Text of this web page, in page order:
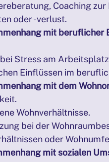
Coaching zur
oder -verlust.
mit beruflicher
Stress am
Einflüssen im
mit dem
Wohnverhältnisse.
bei der
oder
mit sozialen